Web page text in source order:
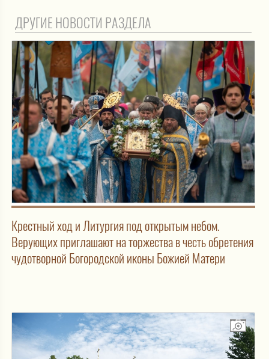
ДРУГИЕ НОВОСТИ РАЗДЕЛА
Крестный ход и Литургия под открытым небом.
Верующих приглашают на торжества в честь обретения
чудотворной Богородской иконы Божией Матери